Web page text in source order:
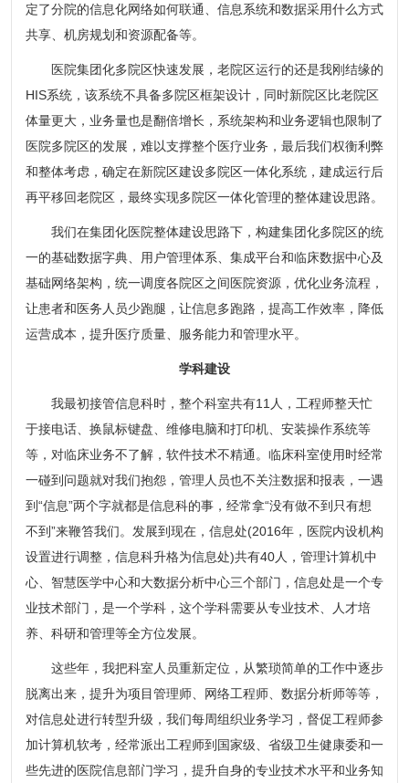
定了分院的信息化网络如何联通、信息系统和数据采用什么方式
共享、机房规划和资源配备等。
医院集团化多院区快速发展，老院区运行的还是我刚结缘的
HIS系统，该系统不具备多院区框架设计，同时新院区比老院区
体量更大，业务量也是翻倍增长，系统架构和业务逻辑也限制了
医院多院区的发展，难以支撑整个医疗业务，最后我们权衡利弊
和整体考虑，确定在新院区建设多院区一体化系统，建成运行后
再平移回老院区，最终实现多院区一体化管理的整体建设思路。
我们在集团化医院整体建设思路下，构建集团化多院区的统
一的基础数据字典、用户管理体系、集成平台和临床数据中心及
基础网络架构，统一调度各院区之间医院资源，优化业务流程，
让患者和医务人员少跑腿，让信息多跑路，提高工作效率，降低
运营成本，提升医疗质量、服务能力和管理水平。
学科建设
我最初接管信息科时，整个科室共有11人，工程师整天忙
于接电话、换鼠标键盘、维修电脑和打印机、安装操作系统等
等，对临床业务不了解，软件技术不精通。临床科室使用时经常
一碰到问题就对我们抱怨，管理人员也不关注数据和报表，一遇
到“信息”两个字就都是信息科的事，经常拿“没有做不到只有想
不到”来鞭笞我们。发展到现在，信息处(2016年，医院内设机构
设置进行调整，信息科升格为信息处)共有40人，管理计算机中
心、智慧医学中心和大数据分析中心三个部门，信息处是一个专
业技术部门，是一个学科，这个学科需要从专业技术、人才培
养、科研和管理等全方位发展。
这些年，我把科室人员重新定位，从繁琐简单的工作中逐步
脱离出来，提升为项目管理师、网络工程师、数据分析师等等，
对信息处进行转型升级，我们每周组织业务学习，督促工程师参
加计算机软考，经常派出工程师到国家级、省级卫生健康委和一
些先进的医院信息部门学习，提升自身的专业技术水平和业务知